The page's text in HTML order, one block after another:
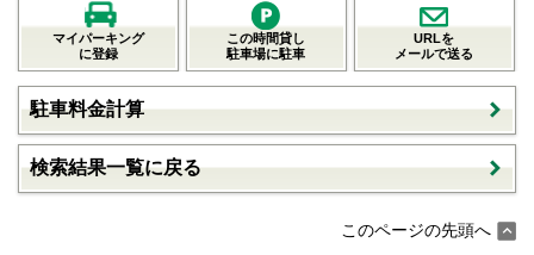
マイパーキング
に登録
この時間貸し
駐車場に駐車
URLを
メールで送る
駐車料金計算
検索結果一覧に戻る
このページの先頭へ